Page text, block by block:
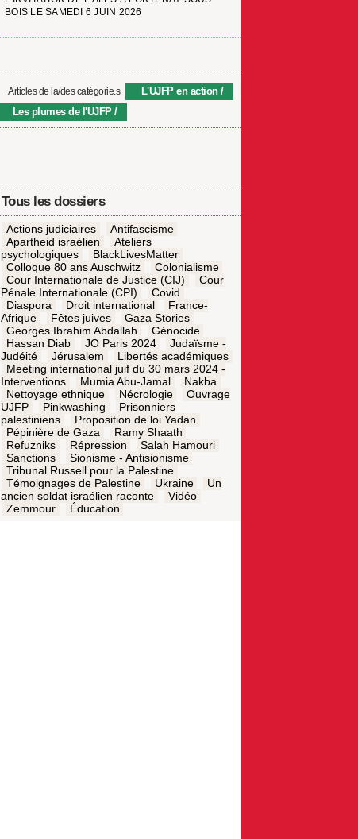
BOIS LE SAMEDI 6 JUIN 2026
Articles de la/des catégorie.s
L'UJFP en action
Les plumes de l'UJFP
Tous les dossiers
Actions judiciaires
Antifascisme
Apartheid israélien
Ateliers
psychologiques
BlackLivesMatter
Colloque 80 ans Auschwitz
Colonialisme
Cour Internationale de Justice (CIJ)
Cour
Pénale Internationale (CPI)
Covid
Diaspora
Droit international
France-
Afrique
Fêtes juives
Gaza Stories
Georges Ibrahim Abdallah
Génocide
Hassan Diab
JO Paris 2024
Judaïsme -
Judéité
Jérusalem
Libertés académiques
Meeting international juif du 30 mars 2024 -
Interventions
Mumia Abu-Jamal
Nakba
Nettoyage ethnique
Nécrologie
Ouvrage
UJFP
Pinkwashing
Prisonniers
palestiniens
Proposition de loi Yadan
Pépinière de Gaza
Ramy Shaath
Refuzniks
Répression
Salah Hamouri
Sanctions
Sionisme - Antisionisme
Tribunal Russell pour la Palestine
Témoignages de Palestine
Ukraine
Un
ancien soldat israélien raconte
Vidéo
Zemmour
Éducation